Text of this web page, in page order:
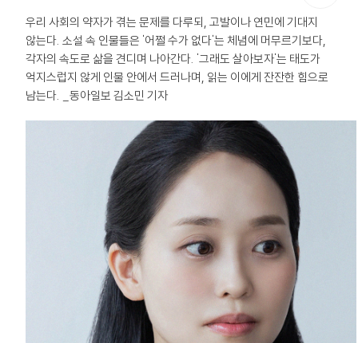
우리 사회의 약자가 겪는 문제를 다루되, 고발이나 연민에 기대지
않는다. 소설 속 인물들은 '어쩔 수가 없다'는 체념에 머무르기보다,
각자의 속도로 삶을 견디며 나아간다. '그래도 살아보자'는 태도가
억지스럽지 않게 인물 안에서 드러나며, 읽는 이에게 잔잔한 힘으로
남는다. _동아일보 김소민 기자